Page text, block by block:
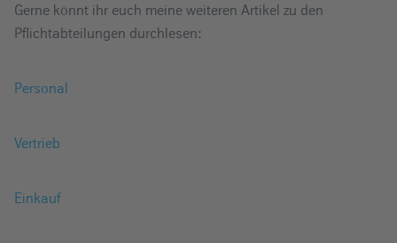
Gerne könnt ihr euch meine weiteren Artikel zu den
Pflichtabteilungen durchlesen:
Personal
Vertrieb
Einkauf